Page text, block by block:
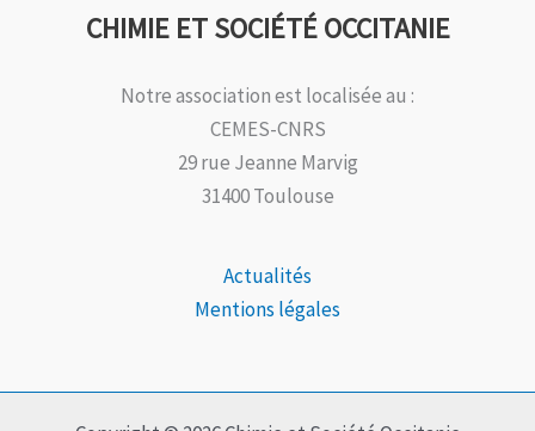
CHIMIE ET SOCIÉTÉ OCCITANIE
Notre association est localisée au :
CEMES-CNRS
29 rue Jeanne Marvig
31400 Toulouse
Actualités
Mentions légales